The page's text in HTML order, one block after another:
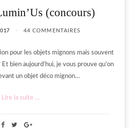
(concours)
44 COMMENTAIRES
pour les objets mignons mais souvent
bien aujourd’hui, je vous prouve qu’on
un objet déco mignon…
Lire la suite ...